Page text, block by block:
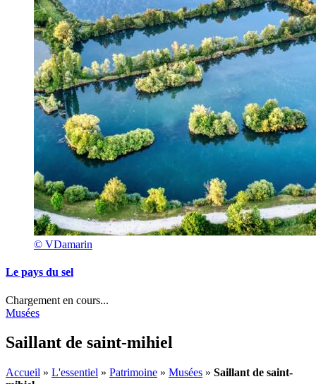
© VDamarin
Le pays du sel
Chargement en cours...
Musées
Saillant de saint-mihiel
Accueil » L'essentiel » Patrimoine » Musées » Saillant de saint-